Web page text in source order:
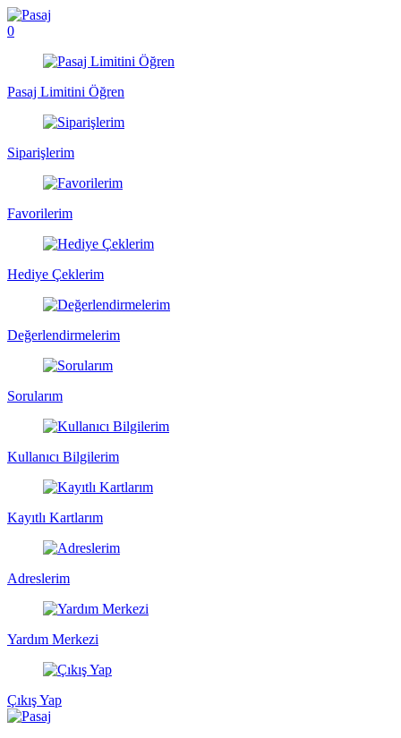
0
Pasaj Limitini Öğren
Siparişlerim
Favorilerim
Hediye Çeklerim
Değerlendirmelerim
Sorularım
Kullanıcı Bilgilerim
Kayıtlı Kartlarım
Adreslerim
Yardım Merkezi
Çıkış Yap